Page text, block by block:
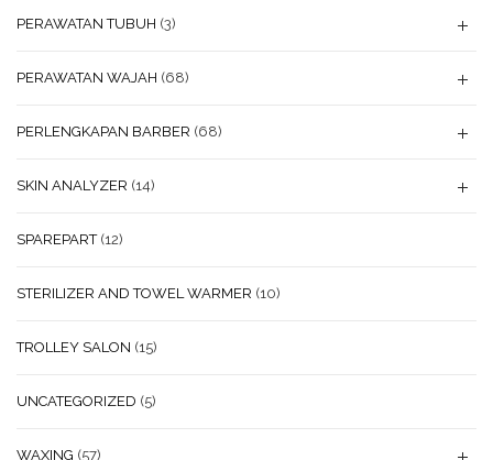
PERAWATAN TUBUH (3)
PERAWATAN WAJAH (68)
PERLENGKAPAN BARBER (68)
SKIN ANALYZER (14)
SPAREPART (12)
STERILIZER AND TOWEL WARMER (10)
TROLLEY SALON (15)
UNCATEGORIZED (5)
WAXING (57)